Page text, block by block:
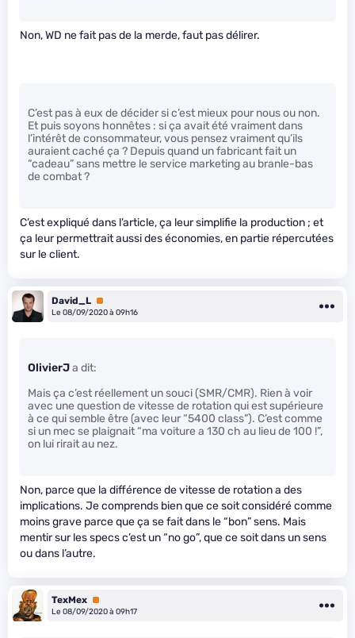
Non, WD ne fait pas de la merde, faut pas délirer.
C’est pas à eux de décider si c’est mieux pour nous ou non.
Et puis soyons honnêtes : si ça avait été vraiment dans
l’intérêt de consommateur, vous pensez vraiment qu’ils
auraient caché ça ? Depuis quand un fabricant fait un
“cadeau” sans mettre le service marketing au branle-bas
de combat ?
C’est expliqué dans l’article, ça leur simplifie la production ; et
ça leur permettrait aussi des économies, en partie répercutées
sur le client.
David_L Premium
Le 08/09/2020 à 09h16
OlivierJa dit:
Mais ça c’est réellement un souci (SMR/CMR). Rien à voir
avec une question de vitesse de rotation qui est supérieure
à ce qui semble être (avec leur “5400 class”). C’est comme
si un mec se plaignait “ma voiture a 130 ch au lieu de 100 !”,
on lui rirait au nez.
Non, parce que la différence de vitesse de rotation a des
implications. Je comprends bien que ce soit considéré comme
moins grave parce que ça se fait dans le “bon” sens. Mais
mentir sur les specs c’est un “no go”, que ce soit dans un sens
ou dans l’autre.
TexMex Premium
Le 08/09/2020 à 09h17